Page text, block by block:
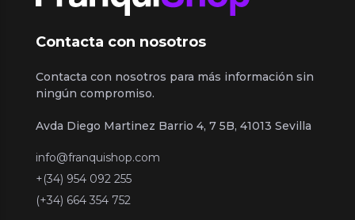
Contacta con nosotros
Contacta con nosotros para más información sin
ningún compromiso.
Avda Diego Martinez Barrio 4, 7 5B, 41013 Sevilla
info@franquishop.com
+(34) 954 092 255
(+34) 664 354 752